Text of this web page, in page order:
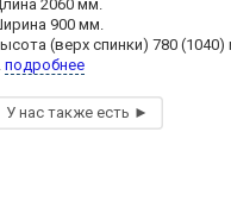
2060 мм.
900 мм.
(верх спинки) 780 (1040)
подробнее